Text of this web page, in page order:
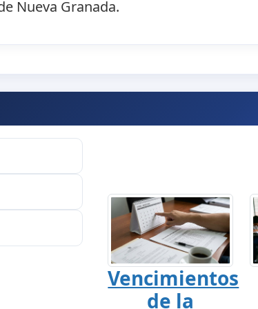
Nueva Granada.
Vencimientos
de la